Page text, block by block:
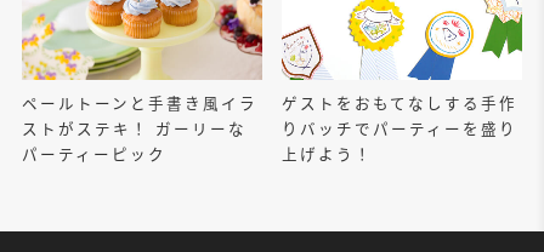
ペールトーンと手書き風イラ
ストがステキ！ ガーリーな
パーティーピック
ゲストをおもてなしする手作
りバッチでパーティーを盛り
上げよう！